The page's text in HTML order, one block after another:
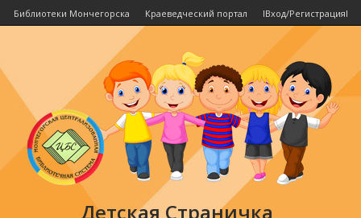
Библиотеки Мончегорска Краеведческий портал IВход/РегистрацияI
Детская Страничка